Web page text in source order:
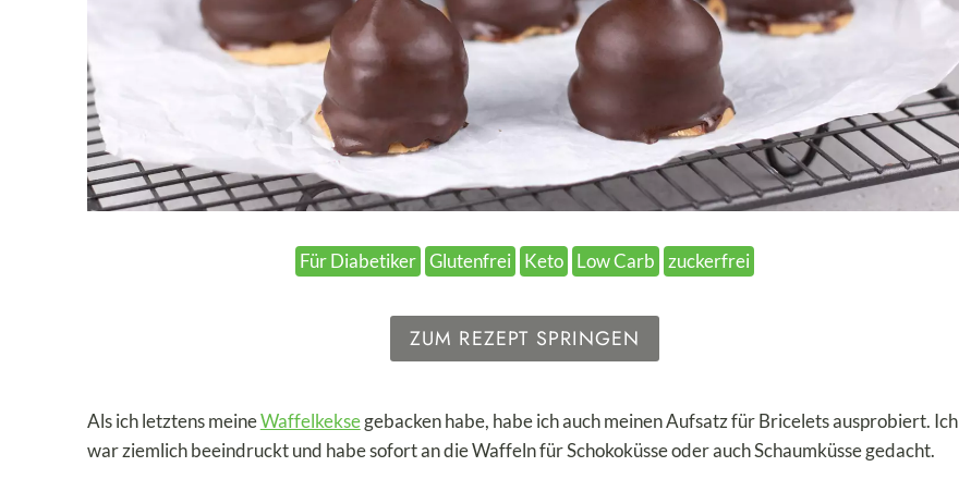
Für Diabetiker Glutenfrei Keto Low Carb zuckerfrei
ZUM REZEPT SPRINGEN
Als ich letztens meineWaffelkeksegebacken habe, habe ich auch meinen Aufsatz für Bricelets ausprobiert. Ich
war ziemlich beeindruckt und habe sofort an die Waffeln für Schokoküsse oder auch Schaumküsse gedacht.